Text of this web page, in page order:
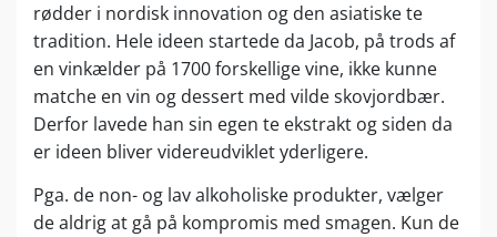
rødder i nordisk innovation og den asiatiske te
tradition. Hele ideen startede da Jacob, på trods af
en vinkælder på 1700 forskellige vine, ikke kunne
matche en vin og dessert med vilde skovjordbær.
Derfor lavede han sin egen te ekstrakt og siden da
er ideen bliver videreudviklet yderligere.
Pga. de non- og lav alkoholiske produkter, vælger
de aldrig at gå på kompromis med smagen. Kun de